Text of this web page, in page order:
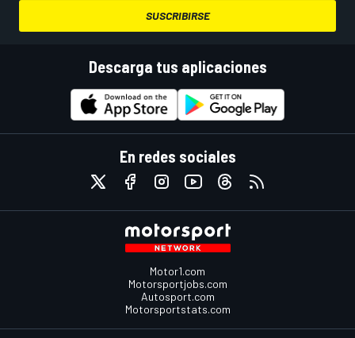
SUSCRIBIRSE
Descarga tus aplicaciones
En redes sociales
Motor1.com
Motorsportjobs.com
Autosport.com
Motorsportstats.com